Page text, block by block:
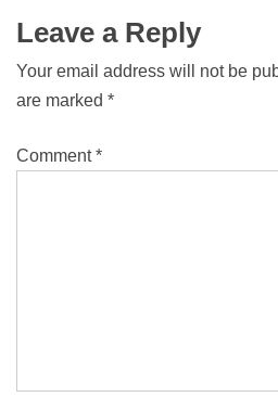
Leave a Reply
Your email address will not be
are marked *
Comment*